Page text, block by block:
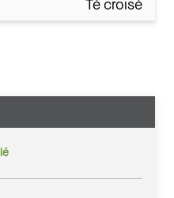
Té croisé